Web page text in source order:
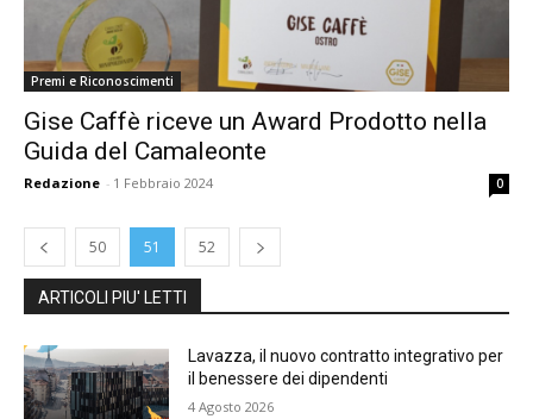
Premi e Riconoscimenti
Gise Caffè riceve un Award Prodotto nella
Guida del Camaleonte
Redazione - 1 Febbraio 2024 0
50 51 52
ARTICOLI PIU' LETTI
Lavazza, il nuovo contratto integrativo per
il benessere dei dipendenti
4 Agosto 2026